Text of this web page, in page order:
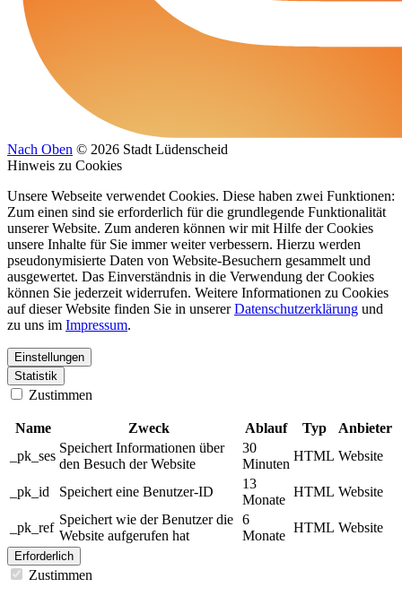
Nach Oben © 2026 Stadt Lüdenscheid
Hinweis zu Cookies
Unsere Webseite verwendet Cookies. Diese haben zwei Funktionen:
Zum einen sind sie erforderlich für die grundlegende Funktionalität
unserer Website. Zum anderen können wir mit Hilfe der Cookies
unsere Inhalte für Sie immer weiter verbessern. Hierzu werden
pseudonymisierte Daten von Website-Besuchern gesammelt und
ausgewertet. Das Einverständnis in die Verwendung der Cookies
können Sie jederzeit widerrufen. Weitere Informationen zu Cookies
auf dieser Website finden Sie in unsererDatenschutzerklärung und
zu uns im Impressum.
Einstellungen
Statistik
Zustimmen
Name Zweck Ablauf Typ
Anbieter
_pk_ses
Speichert Informationen über
den Besuch der Website
30
Minuten
HTML Website
_pk_id Speichert eine Benutzer-ID
13
Monate
HTML Website
_pk_ref
Speichert wie der Benutzer die
Website aufgerufen hat
6
Monate
HTML Website
Erforderlich
Zustimmen